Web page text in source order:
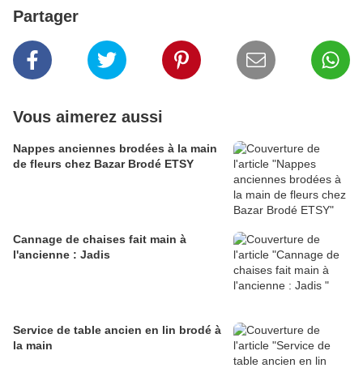
Partager
Vous aimerez aussi
Nappes anciennes brodées à la main
de fleurs chez Bazar Brodé ETSY
Cannage de chaises fait main à
l'ancienne : Jadis
Service de table ancien en lin brodé à
la main